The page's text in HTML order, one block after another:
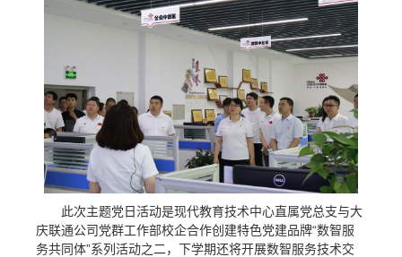
此次主题党日活动是现代教育技术中心直属党总支与大
庆联通公司党群工作部校企合作创建特色党建品牌“数智服
务共同体”系列活动之二，下学期还将开展数智服务技术交